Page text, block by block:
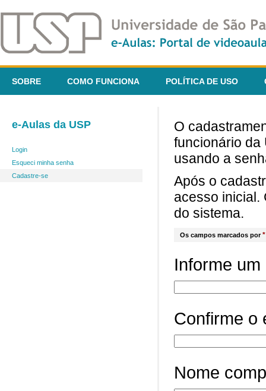
SOBRE COMO FUNCIONA POLÍTICA DE USO
e-Aulas da USP
Login
Esqueci minha senha
Cadastre-se
O
funcionário da
usando a
Após o
acesso inicial.
do sistema.
Os campos marcados por*
Informe
Confirme o
Nome